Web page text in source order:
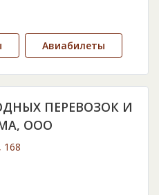
Авиабилеты
ПЕРЕВОЗОК И
ООО
168